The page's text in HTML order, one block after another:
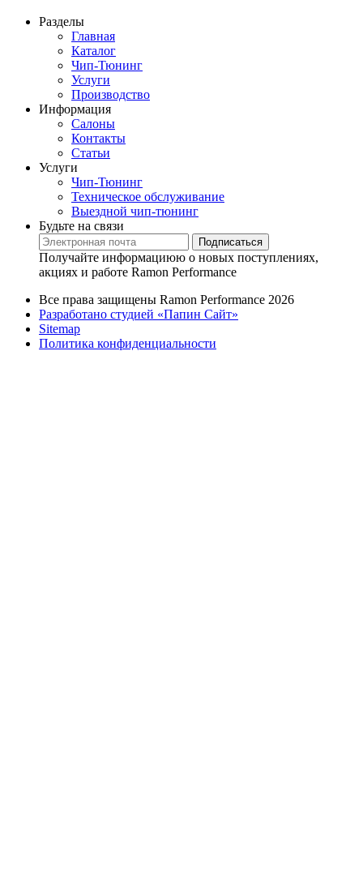
Разделы
Главная
Каталог
Чип-Тюнинг
Услуги
Производство
Информация
Салоны
Контакты
Статьи
Услуги
Чип-Тюнинг
Техническое обслуживание
Выездной чип-тюнинг
Будьте на связи
Подписаться
Получайте информациюю о новых поступлениях,
акциях и работе Ramon Performance
Все права защищены Ramon Performance 2026
Разработано студией «Папин Сайт»
Sitemap
Политика конфиденциальности